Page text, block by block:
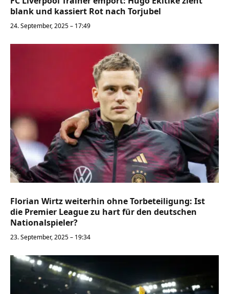
blank und kassiert Rot nach Torjubel
24. September, 2025 – 17:49
Florian Wirtz weiterhin ohne Torbeteiligung: Ist
die Premier League zu hart für den deutschen
Nationalspieler?
23. September, 2025 – 19:34